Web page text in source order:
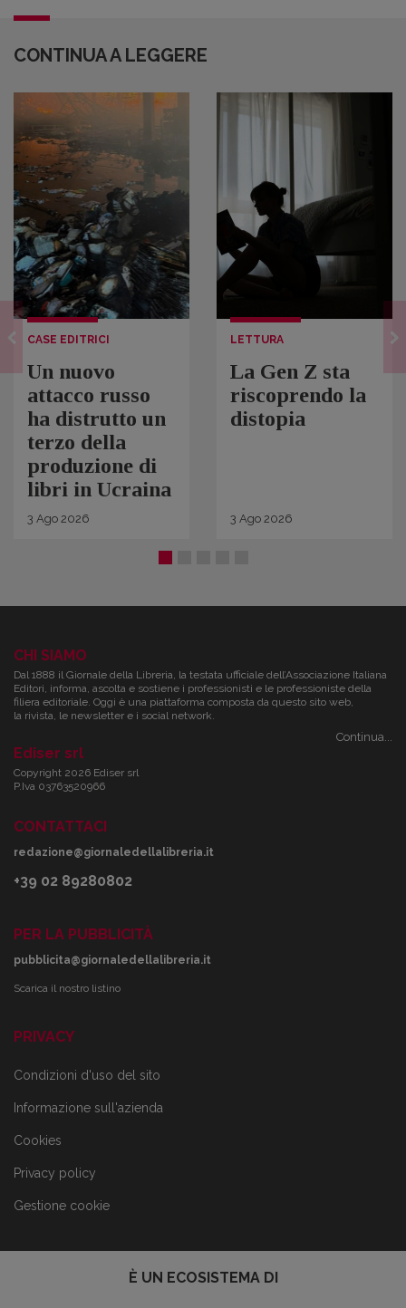
CONTINUA A LEGGERE
CASE EDITRICI
Un nuovo
attacco russo
ha distrutto un
terzo della
produzione di
libri in Ucraina
3 Ago 2026
LETTURA
La Gen Z sta
riscoprendo la
distopia
3 Ago 2026
CHI SIAMO
Dal 1888 il Giornale della Libreria, la testata ufficiale dell’Associazione Italiana
Editori, informa, ascolta e sostiene i professionisti e le professioniste della
filiera editoriale. Oggi è una piattaforma composta da questo sito web,
la rivista, le newsletter e i social network.
Continua...
Ediser srl
Copyright 2026 Ediser srl
P.Iva 03763520966
CONTATTACI
redazione@giornaledellalibreria.it
+39 02 89280802
PER LA PUBBLICITÀ
pubblicita@giornaledellalibreria.it
Scarica il nostro listino
PRIVACY
Condizioni d'uso del sito
Informazione sull'azienda
Cookies
Privacy policy
Gestione cookie
È UN ECOSISTEMA DI